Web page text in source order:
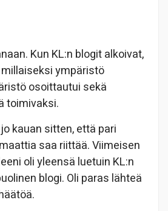
Kun KL:n blogit alkoivat,
ympäristö
osoittautui sekä
toimivaksi.
kauan sitten, että pari
saa riittää. Viimeisen
oli yleensä luetuin KL:n
blogi. Oli paras lähteä